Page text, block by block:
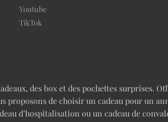
Youtube
TikTok
des box et des pochettes surprises.
de choisir un cadeau pour un
d’hospitalisation ou un cadeau de